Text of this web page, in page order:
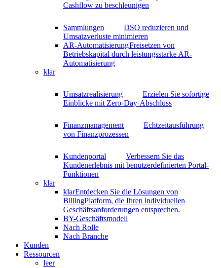
Cashflow zu beschleunigen
Sammlungen
DSO reduzieren und
Umsatzverluste minimieren
AR-AutomatisierungFreisetzen von
Betriebskapital durch leistungsstarke AR-
Automatisierung
klar
Umsatzrealisierung
Erzielen Sie sofortige
Einblicke mit Zero-Day-Abschluss
Finanzmanagement
Echtzeitausführung
von Finanzprozessen
Kundenportal
Verbessern Sie das
Kundenerlebnis mit benutzerdefinierten Portal-
Funktionen
klar
klarEntdecken Sie die Lösungen von
BillingPlatform, die Ihren individuellen
Geschäftsanforderungen entsprechen.
BY-Geschäftsmodell
Nach Rolle
Nach Branche
Kunden
Ressourcen
leer